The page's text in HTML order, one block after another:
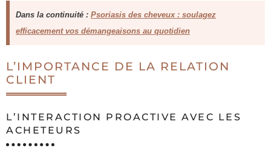
Dans la continuité : Psoriasis des cheveux : soulagez
efficacement vos démangeaisons au quotidien
L’IMPORTANCE DE LA RELATION
CLIENT
L’INTERACTION PROACTIVE AVEC LES
ACHETEURS